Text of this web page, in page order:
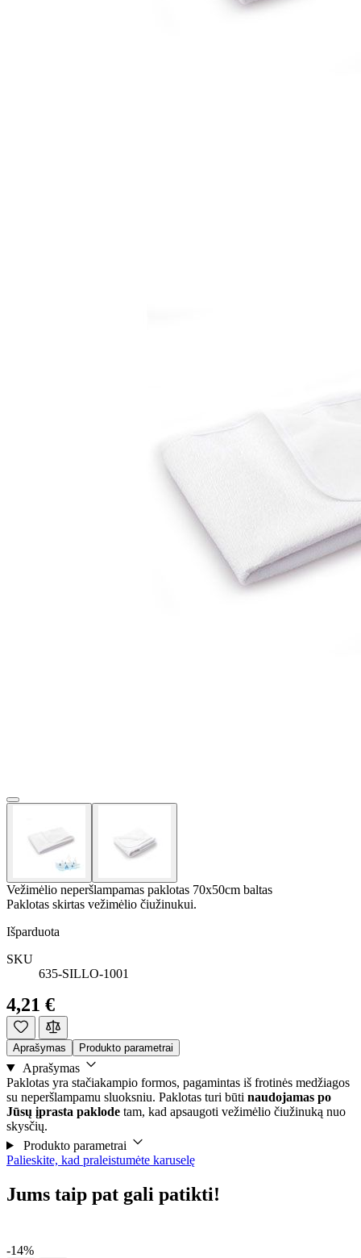
Vežimėlio neperšlampamas paklotas 70x50cm baltas
Paklotas skirtas vežimėlio čiužinukui.
Išparduota
SKU
635-SILLO-1001
4,21 €
Aprašymas Produkto parametrai
Aprašymas
Paklotas yra stačiakampio formos, pagamintas iš frotinės medžiagos
su neperšlampamu sluoksniu. Paklotas turi būti naudojamas po
Jūsų įprasta paklode tam, kad apsaugoti vežimėlio čiužinuką nuo
skysčių.
Produkto parametrai
Palieskite, kad praleistumėte karuselę
Jums taip pat gali patikti!
-14%